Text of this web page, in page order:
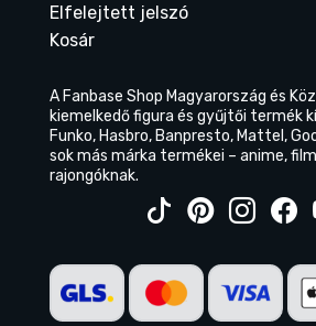
Elfelejtett jelszó
Kosár
A Fanbase Shop Magyarország és
kiemelkedő figura és gyűjtői termék
Funko, Hasbro, Banpresto, Mattel,
sok más márka termékei – anime,
rajongóknak.